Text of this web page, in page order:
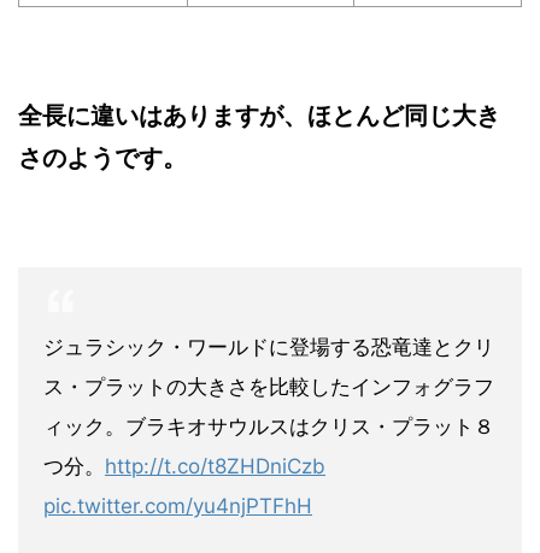
全長に違いはありますが、ほとんど同じ大き
さのようです。
ジュラシック・ワールドに登場する恐竜達とクリ
ス・プラットの大きさを比較したインフォグラフ
ィック。ブラキオサウルスはクリス・プラット８
つ分。 http://t.co/t8ZHDniCzb
pic.twitter.com/yu4njPTFhH